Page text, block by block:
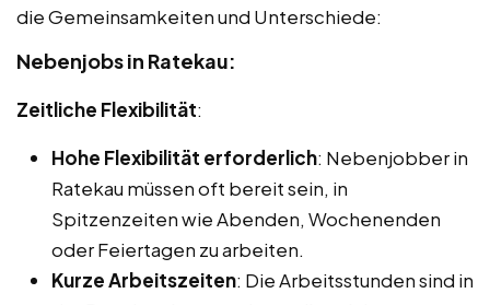
die Gemeinsamkeiten und Unterschiede:
Nebenjobs in Ratekau:
Zeitliche Flexibilität:
Hohe Flexibilität erforderlich: Nebenjobber in
Ratekau müssen oft bereit sein, in
Spitzenzeiten wie Abenden, Wochenenden
oder Feiertagen zu arbeiten.
Kurze Arbeitszeiten: Die Arbeitsstunden sind in